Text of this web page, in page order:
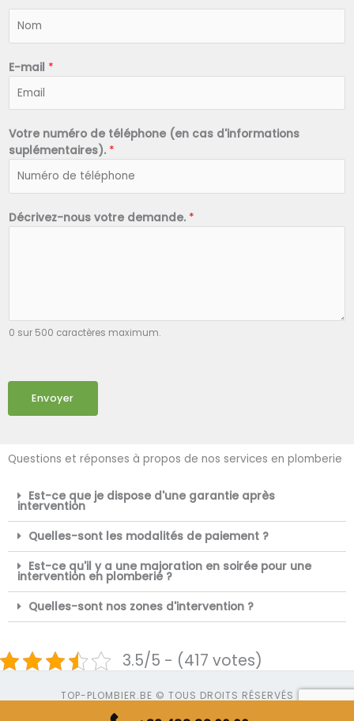
*
E-mail *
Votre numéro de téléphone (en cas d'informations
suplémentaires). *
Décrivez-nous votre demande. *
0 sur 500 caractères maximum.
Envoyer
Questions et réponses à propos de nos services en plomberie
Est-ce que je dispose d'une garantie après
intervention
Quelles-sont les modalités de paiement ?
Est-ce qu'il y a une majoration en soirée pour une
intervention en plomberie ?
Quelles-sont nos zones d'intervention ?
3.5/5 - (417 votes)
TOP-PLOMBIER.BE © TOUS DROITS RÉSERVÉS